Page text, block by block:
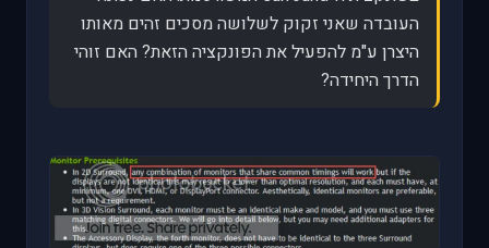
העובדה שאני זקוק לשלושה מסכים זהים מאותו
היצרן ע"מ להפעיל את הפונקציה הזאת? האם זוהי
הדרך היחידה?